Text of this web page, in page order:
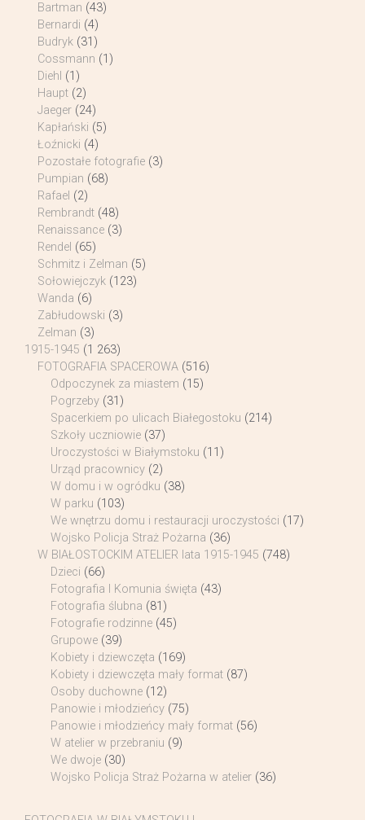
Bartman (43)
Bernardi (4)
Budryk (31)
Cossmann (1)
Diehl (1)
Haupt (2)
Jaeger (24)
Kapłański (5)
Łoźnicki (4)
Pozostałe fotografie (3)
Pumpian (68)
Rafael (2)
Rembrandt (48)
Renaissance (3)
Rendel (65)
Schmitz i Zelman (5)
Sołowiejczyk (123)
Wanda (6)
Zabłudowski (3)
Zelman (3)
1915-1945 (1 263)
FOTOGRAFIA SPACEROWA (516)
Odpoczynek za miastem (15)
Pogrzeby (31)
Spacerkiem po ulicach Białegostoku (214)
Szkoły uczniowie (37)
Uroczystości w Białymstoku (11)
Urząd pracownicy (2)
W domu i w ogródku (38)
W parku (103)
We wnętrzu domu i restauracji uroczystości (17)
Wojsko Policja Straż Pożarna (36)
W BIAŁOSTOCKIM ATELIER lata 1915-1945 (748)
Dzieci (66)
Fotografia I Komunia święta (43)
Fotografia ślubna (81)
Fotografie rodzinne (45)
Grupowe (39)
Kobiety i dziewczęta (169)
Kobiety i dziewczęta mały format (87)
Osoby duchowne (12)
Panowie i młodzieńcy (75)
Panowie i młodzieńcy mały format (56)
W atelier w przebraniu (9)
We dwoje (30)
Wojsko Policja Straż Pożarna w atelier (36)